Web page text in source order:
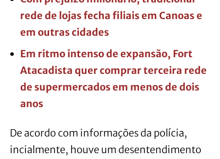
rede de lojas fecha filiais em Canoas e
em outras cidades
Em ritmo intenso de expansão, Fort
Atacadista quer comprar terceira rede
de supermercados em menos de dois
anos
De acordo com informações da polícia,
incialmente, houve um desentendimento